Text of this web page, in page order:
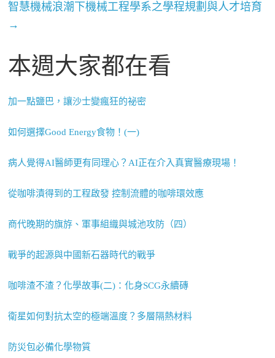
智慧機械浪潮下機械工程學系之學程規劃與人才培育
→
本週大家都在看
加一點鹽巴，讓沙士變瘋狂的祕密
如何選擇Good Energy食物！(一)
病人覺得AI醫師更有同理心？AI正在介入真實醫療現場！
從咖啡漬得到的工程啟發 控制流體的咖啡環效應
商代晚期的旗斿、軍事組織與城池攻防（四）
戰爭的起源與中國新石器時代的戰爭
咖啡渣不渣？化學故事(二)：化身SCG永續磚
衛星如何對抗太空的極端溫度？多層隔熱材料
防災包必備化學物質